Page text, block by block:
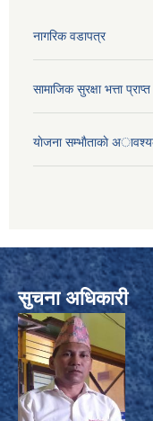
नागरिक वडापत्र
सामाजिक सुरक्षा भत्ता
याेजना सम्भाैताकाे
सुचना अधिकारी